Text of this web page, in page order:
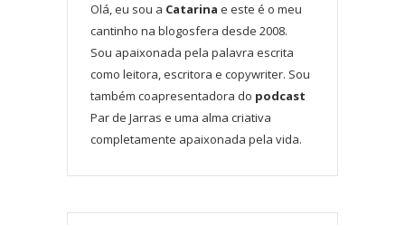
Olá, eu sou a Catarina e este é o meu
cantinho na blogosfera desde 2008.
Sou apaixonada pela palavra escrita
como leitora, escritora e copywriter. Sou
também coapresentadora do podcast
Par de Jarras e uma alma criativa
completamente apaixonada pela vida.